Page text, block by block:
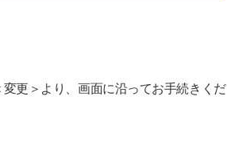
更＞より、画面に沿ってお手続きくだ